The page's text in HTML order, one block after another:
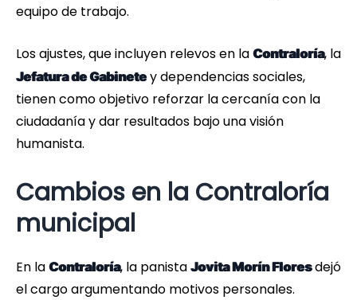
equipo de trabajo.
Los ajustes, que incluyen relevos en la Contraloría, la
Jefatura de Gabinetey dependencias sociales,
tienen como objetivo reforzar la cercanía con la
ciudadanía y dar resultados bajo una visión
humanista.
Cambios en la Contraloría
municipal
En la Contraloría, la panista Jovita Morín Floresdejó
el cargo argumentando motivos personales.